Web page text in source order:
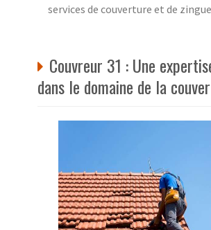
services de couverture et de
Couvreur 31 : Une
dans le domaine de la